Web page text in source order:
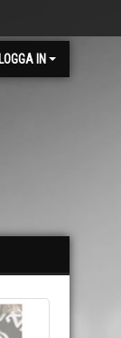
LOGGA IN